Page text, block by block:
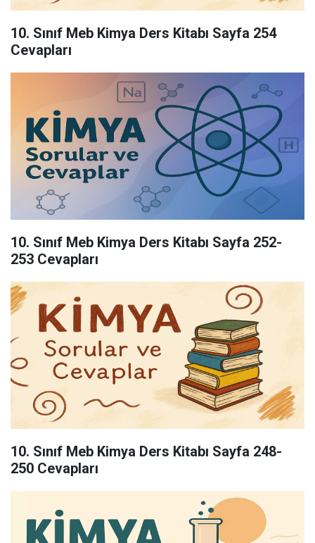
10. Sınıf Meb Kimya Ders Kitabı Sayfa 254
Cevapları
10. Sınıf Meb Kimya Ders Kitabı Sayfa 252-
253 Cevapları
10. Sınıf Meb Kimya Ders Kitabı Sayfa 248-
250 Cevapları